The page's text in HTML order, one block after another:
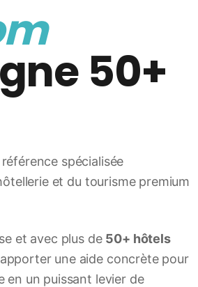
50+
spécialisée
et du tourisme premium
et avec plus de 50+ hôtels
une aide concrète pour
un puissant levier de